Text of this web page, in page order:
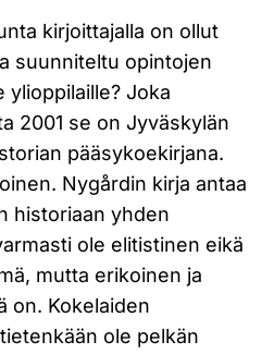
kirjoittajalla on ollut
suunniteltu opintojen
ylioppilaille? Joka
2001 se on Jyväskylän
pääsykoekirjana.
Nygårdin kirja antaa
historiaan yhden
ole elitistinen eikä
mutta erikoinen ja
on. Kokelaiden
ole pelkän